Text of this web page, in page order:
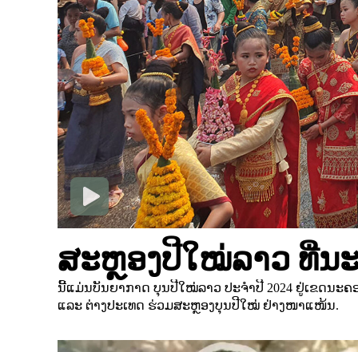
ສະຫຼອງປີໃໝ່ລາວ ທີ່ນ
ນີ້ແມ່ນບັນຍາກາດ ບຸນປີໃໝ່ລາວ ປະຈຳປີ 2024 ຢູ່ເຂດນະ
ແລະ ຕ່າງປະເທດ ຮ່ວມສະຫຼອງບຸນປີໃໝ່ ຢ່າງໜາແໜ້ນ.